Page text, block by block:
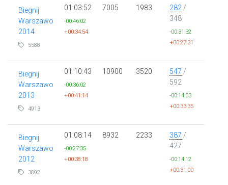
Biegnij
Warszawo
2014
5588
01:03:52
-00:46:02
+00:34:54
7005 1983 282 /
348
-00:31:32
+00:27:31
Biegnij
Warszawo
2013
4913
01:10:43
-00:36:02
+00:41:14
10900 3520 547 /
592
-00:14:03
+00:33:35
Biegnij
Warszawo
2012
3892
01:08:14
-00:27:35
+00:38:18
8932 2233 387 /
427
-00:14:12
+00:31:00